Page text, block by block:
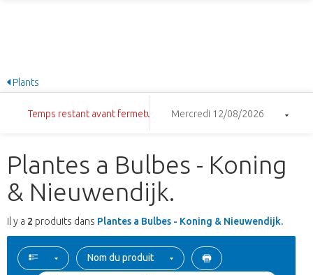
Plants
Temps restant avant fermeture: 17:52:21Mercredi 12/08/2026
Plantes a Bulbes - Koning
& Nieuwendijk.
Il y a 2 produits dans Plantes a Bulbes - Koning & Nieuwendijk.
Nom du produit